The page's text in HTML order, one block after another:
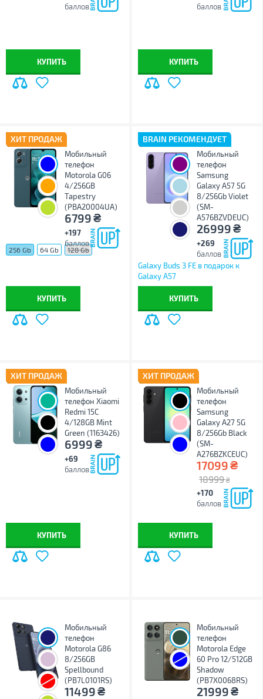
баллов
КУПИТЬ
баллов
КУПИТЬ
ХИТ ПРОДАЖ
Мобильный
телефон
Motorola G06
4/256GB
Tapestry
(PBA20004UA)
6799₴
+197
баллов
256 Gb 64 Gb 128 Gb
КУПИТЬ
BRAIN РЕКОМЕНДУЕТ
Мобильный
телефон
Samsung
Galaxy A57 5G
8/256Gb Violet
(SM-
A576BZVDEUC)
26999₴
+269
баллов
Galaxy Buds 3 FE в подарок к
Galaxy A57
КУПИТЬ
ХИТ ПРОДАЖ
Мобильный
телефон Xiaomi
Redmi 15C
4/128GB Mint
Green (1163426)
6999₴
+69
баллов
КУПИТЬ
ХИТ ПРОДАЖ
Мобильный
телефон
Samsung
Galaxy A27 5G
8/256Gb Black
(SM-
A276BZKCEUC)
17099₴
18999 ₴
+170
баллов
КУПИТЬ
Мобильный
телефон
Motorola G86
8/256GB
Spellbound
(PB7L0101RS)
11499₴
Мобильный
телефон
Motorola Edge
60 Pro 12/512GB
Shadow
(PB7X0068RS)
21999₴